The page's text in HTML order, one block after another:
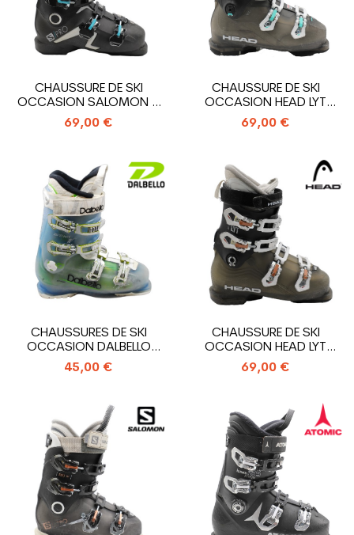
CHAUSSURE DE SKI
OCCASION SALOMON S
PRO R90 W
69,00 €
CHAUSSURE DE SKI
OCCASION HEAD LYT
EDGE 7
69,00 €
CHAUSSURES DE SKI
OCCASION DALBELLO
AVANTI LTD W
45,00 €
CHAUSSURE DE SKI
OCCASION HEAD LYT
NEXO 8
69,00 €